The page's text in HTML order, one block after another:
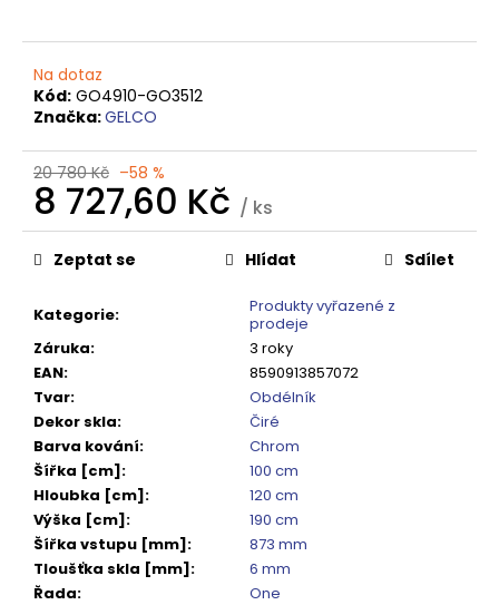
Na dotaz
Kód: GO4910-GO3512
Značka:GELCO
20 780 Kč –58 %
8 727,60 Kč / ks
Měrná
cena:
Kategorie:
Produkty vyřazené z
prodeje
Záruka:
3 roky
EAN:
8590913857072
Tvar:
Obdélník
Dekor skla:
Čiré
Barva kování:
Chrom
Šířka [cm]:
100 cm
Hloubka [cm]:
120 cm
Výška [cm]:
190 cm
Šířka vstupu [mm]:
873 mm
Tloušťka skla [mm]:
6 mm
Řada:
One
Zeptat se Hlídat Sdílet
D
o
o
u
č
u
e
m
e
VOLCANO
CHROM
SPRCHOVÉ
DVEŘE
DO
NIKY
1400MM,
ČIRÉ
SKLO,
GV1014